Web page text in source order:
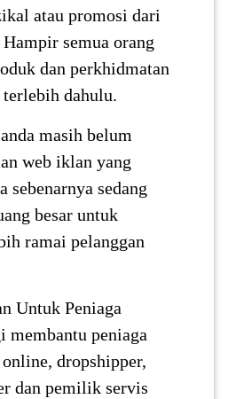
atau promosi dari
semua orang
dan perkhidmatan
dahulu.
masih belum
web iklan yang
sebenarnya sedang
besar untuk
ramai pelanggan
Untuk Peniaga
membantu peniaga
dropshipper,
dan pemilik servis